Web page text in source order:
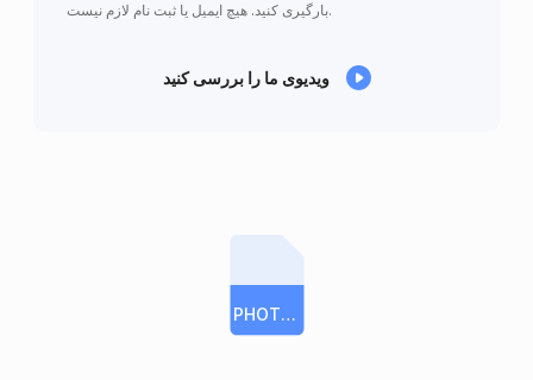
بارگیری کنید. هیچ ایمیل یا ثبت نام لازم نیست.
ویدیوی ما را بررسی کنید
PHOTOSHOP